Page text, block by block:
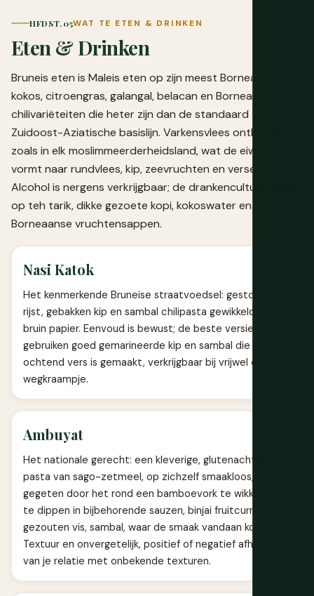
HFDST. 05WAT TE ETEN & DRINKEN
Eten & Drinken
Bruneis eten is Maleis eten op zijn meest Borneaans:
kokos, citroengras, galangal, belacan en Borneaanse
chilivariëteiten die heter zijn dan de standaard
Zuidoost-Aziatische basislijn. Varkensvlees ontbreekt,
zoals in elk moslimmeerderheidsland, wat de eiwitopties
vormt naar rundvlees, kip, zeevruchten en verse riviervis.
Alcohol is nergens verkrijgbaar; de drankencultuur draait
op teh tarik, dikke gezoete kopi, kokoswater en verse
Borneaanse vruchtensappen.
Nasi Katok
Het kenmerkende Bruneise straatvoedsel: gestoomde
rijst, gebakken kip en sambal chilipasta gewikkeld in
bruin papier. Eenvoud is bewust; de beste versies
gebruiken goed gemarineerde kip en sambal die die
ochtend vers is gemaakt, verkrijgbaar bij vrijwel elk
wegkraampje.
Ambuyat
Het nationale gerecht: een kleverige, glutenachtige
pasta van sago-zetmeel, op zichzelf smaakloos,
gegeten door het rond een bamboevork te wikkelen en
te dippen in bijbehorende sauzen, binjai fruitcurry,
gezouten vis, sambal, waar de smaak vandaan komt.
Textuur en onvergetelijk, positief of negatief afhankelijk
van je relatie met onbekende texturen.